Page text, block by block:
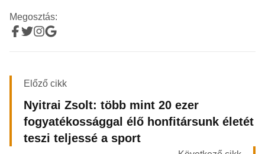
Megosztás:
Előző cikk
Nyitrai Zsolt: több mint 20 ezer
fogyatékossággal élő honfitársunk életét
teszi teljessé a sport